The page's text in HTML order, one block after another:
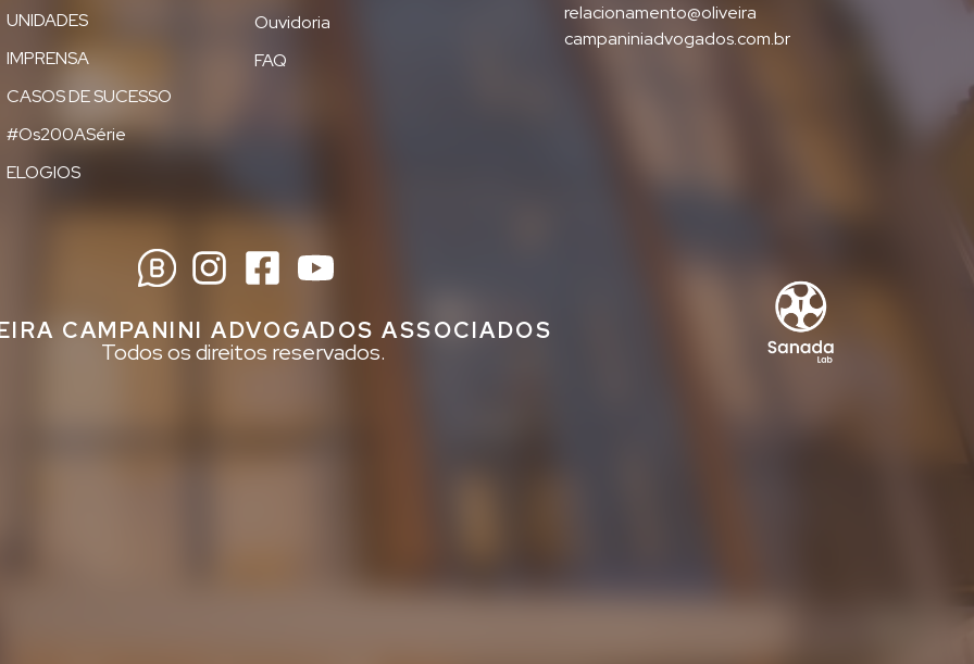
UNIDADES
IMPRENSA
CASOS DE SUCESSO
#Os200ASérie
ELOGIOS
Ouvidoria
FAQ
relacionamento@oliveira
campaniniadvogados.com.br
CAMPANINI ADVOGADOS ASSOCIADOS
Todos os direitos reservados.